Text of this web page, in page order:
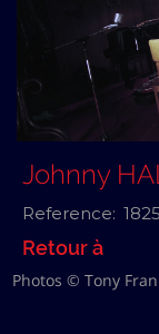
Johnny
Reference:
Retour à
Photos © Tony